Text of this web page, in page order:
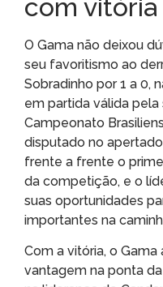
com
O Gama não deixou
seu favoritismo ao
Sobradinho por 1 a 0,
em partida válida
Campeonato
disputado no
frente a frente o
da competição, e o
suas oportunidades
importantes na
Com a vitória, o
vantagem na ponta